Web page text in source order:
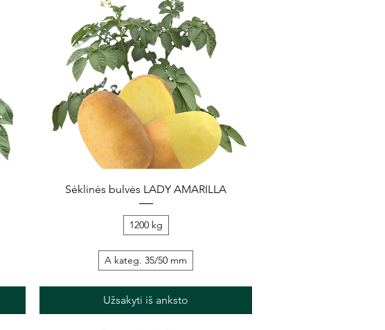
Greita peržiūra
Sėklinės bulvės LADY AMARILLA
1200 kg
A kateg. 35/50 mm
Užsakyti iš anksto